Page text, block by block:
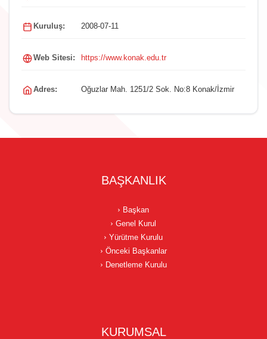
Kuruluş: 2008-07-11
Web Sitesi: https://www.konak.edu.tr
Adres: Oğuzlar Mah. 1251/2 Sok. No:8 Konak/İzmir
BAŞKANLIK
Başkan
Genel Kurul
Yürütme Kurulu
Önceki Başkanlar
Denetleme Kurulu
KURUMSAL